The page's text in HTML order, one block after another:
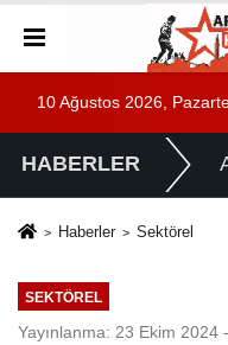
10 Ağustos 2026,
HABERLER
Haberler Sektörel
SEKTÖREL
Yayınlanma: 23 Ekim 2024